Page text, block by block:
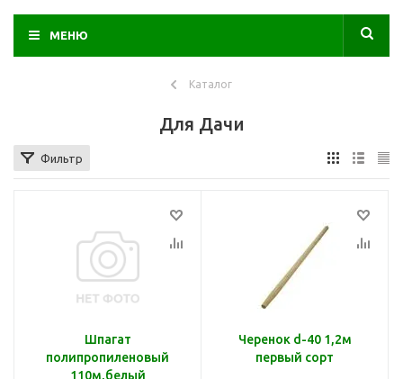
МЕНЮ
Каталог
Для Дачи
Фильтр
Шпагат
полипропиленовый
110м,белый
Черенок d-40 1,2м
первый сорт